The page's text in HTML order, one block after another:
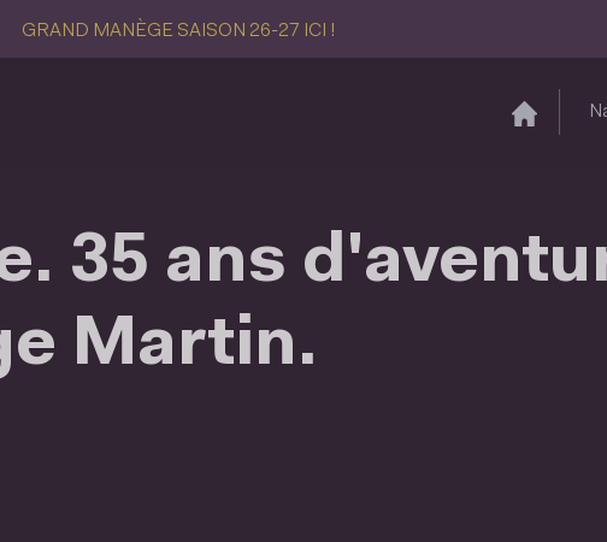
GRAND MANÈGE SAISON 26-27 ICI !
35 ans
Martin.